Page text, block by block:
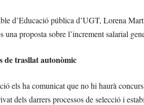
d’Educació pública d’UGT, Lorena
una proposta sobre l’increment salarial
de trasllat autonòmic
els ha comunicat que no hi haurà
dels darrers processos de selecció i